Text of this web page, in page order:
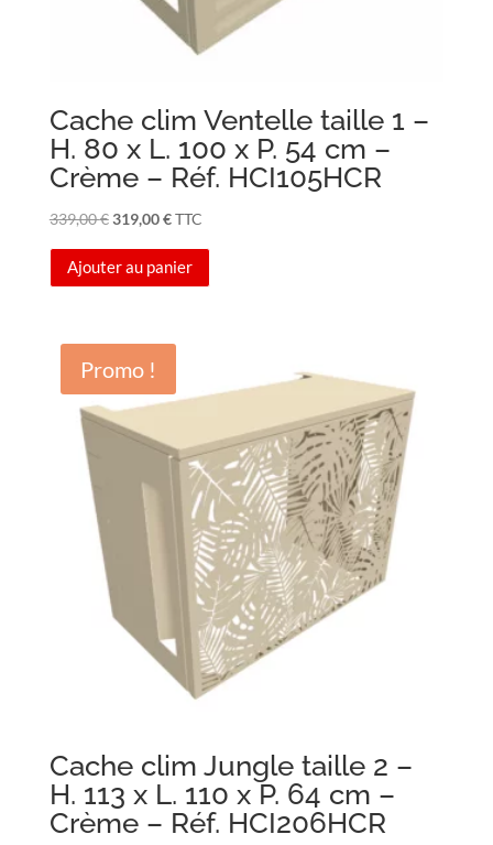
Cache clim Ventelle taille 1 –
H. 80 x L. 100 x P. 54 cm –
Crème – Réf. HCI105HCR
339,00€Le
initial
319,00€Le
actuel
TTC
Ajouter au panier
Promo !
Cache clim Jungle taille 2 –
H. 113 x L. 110 x P. 64 cm –
Crème – Réf. HCI206HCR